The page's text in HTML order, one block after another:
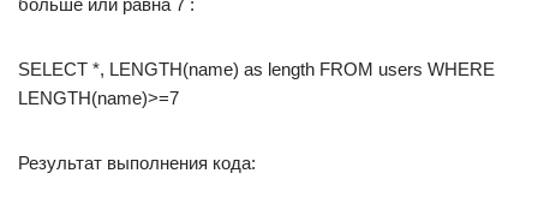
больше или равна 7 :
SELECT *, LENGTH(name) as length FROM users WHERE
LENGTH(name)>=7
Результат выполнения кода: